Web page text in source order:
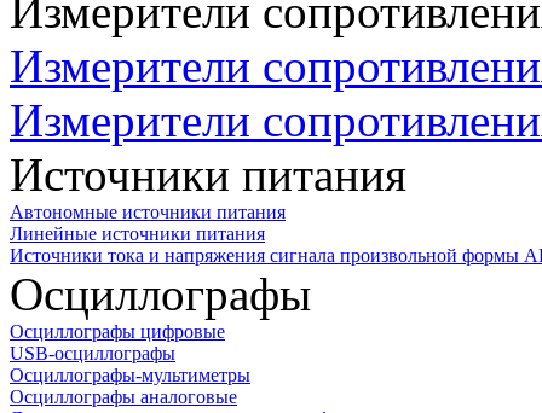
Измерители
Измерители
Измерители
Источники питания
Автономные источники питания
Линейные источники питания
Источники тока и напряжения сигнала произвольной формы
Осциллографы
Осциллографы цифровые
USB-осциллографы
Осциллографы-мультиметры
Осциллографы аналоговые